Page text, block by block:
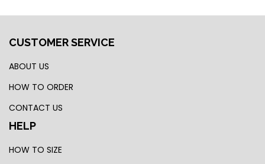
CUSTOMER SERVICE
ABOUT US
HOW TO ORDER
CONTACT US
HELP
HOW TO SIZE